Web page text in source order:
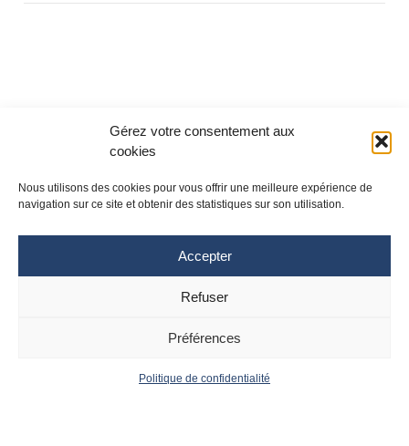
Gérez votre consentement aux
cookies
Nous utilisons des cookies pour vous offrir une meilleure expérience de
navigation sur ce site et obtenir des statistiques sur son utilisation.
Accepter
Refuser
Préférences
Politique de confidentialité
cpias-occitanie@chu-toulouse.fr
Site Montpellier
cpias-occitanie@chu-